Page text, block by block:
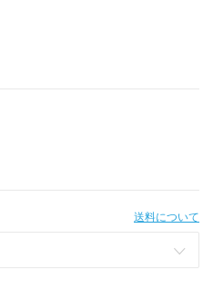
送料について